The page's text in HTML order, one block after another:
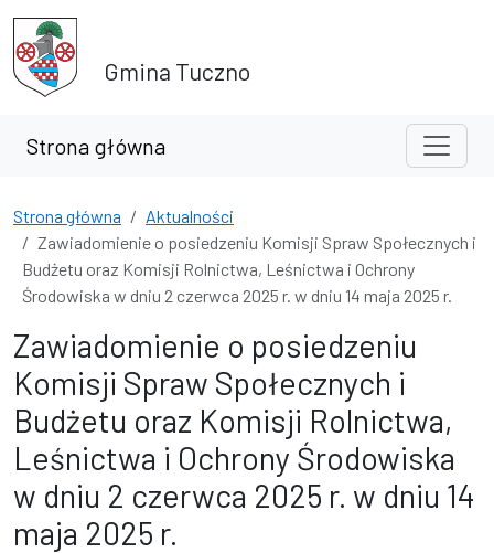
Przejdź do treści
Przejdź do wyszukiwarki
Gmina Tuczno
Strona główna
Strona główna
Aktualności
Zawiadomienie o posiedzeniu Komisji Spraw Społecznych i
Budżetu oraz Komisji Rolnictwa, Leśnictwa i Ochrony
Środowiska w dniu 2 czerwca 2025 r. w dniu 14 maja 2025 r.
Zawiadomienie o posiedzeniu
Komisji Spraw Społecznych i
Budżetu oraz Komisji Rolnictwa,
Leśnictwa i Ochrony Środowiska
w dniu 2 czerwca 2025 r. w dniu 14
maja 2025 r.